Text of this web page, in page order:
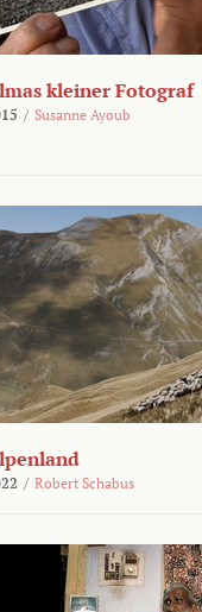
kleiner Fotograf
/ Susanne Ayoub
/ Robert Schabus